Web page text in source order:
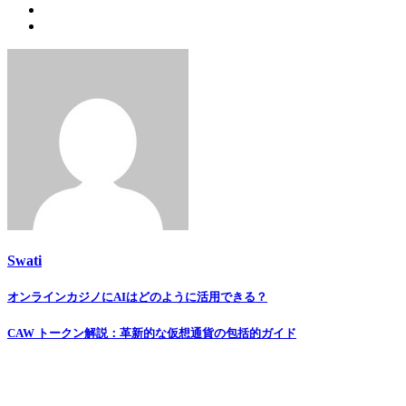
Swati
Post
navigation
オンラインカジノにAIはどのように活用できる？
CAW トークン解説：革新的な仮想通貨の包括的ガイド